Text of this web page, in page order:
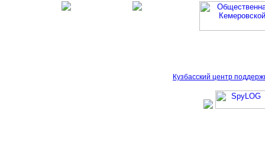
Кузбасский центр